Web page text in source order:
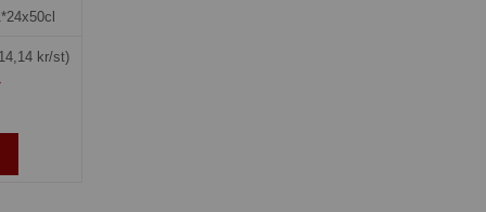
kr/st)